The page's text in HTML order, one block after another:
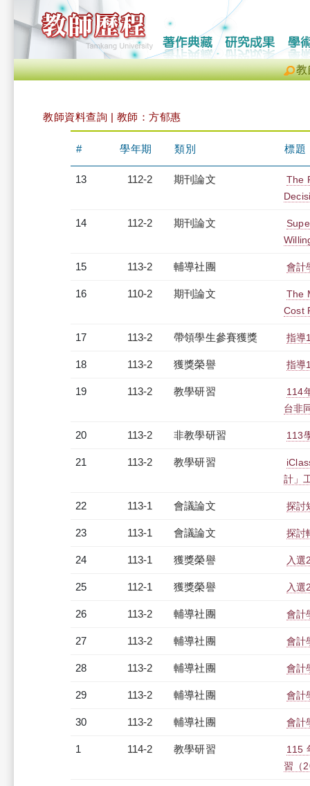
教
教師資料查詢 | 教師：方郁惠
# 學年期 類別 標題
13 112-2 期刊論文
The
14 112-2 期刊論文
15 113-2 輔導社團 會計
16 110-2 期刊論文
The
Cost
17 113-2 帶領學生參賽獲獎 指導
18 113-2 獲獎榮譽 指導
19 113-2 教學研習
114
台非
20 113-2 非教學研習 113
21 113-2 教學研習
計」
22 113-1 會議論文 探討
23 113-1 會議論文 探討
24 113-1 獲獎榮譽 入
25 112-1 獲獎榮譽 入
26 113-2 輔導社團 會計
27 113-2 輔導社團 會計
28 113-2 輔導社團 會計
29 113-2 輔導社團 會計
30 113-2 輔導社團 會計
1 114-2 教學研習
115
習（